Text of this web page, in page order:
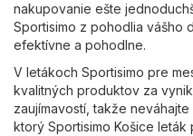
nakupovanie ešte
Sportisimo z pohodlia vášho
efektívne a pohodlne.
V letákoch Sportisimo pre
kvalitných produktov za
zaujímavostí, takže
ktorý Sportisimo Košice leták